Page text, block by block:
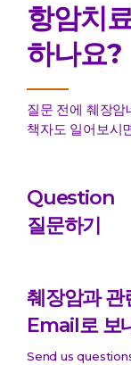
항암치
하나요?
질문 전에 췌장암
책자도 일어보시
Question
질문하기
췌장암과 관
Email로 보
Send us